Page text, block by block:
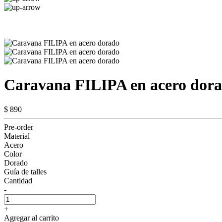
Caravana FILIPA en acero
$ 890
Pre-order
Material
Acero
Color
Dorado
Guía de talles
Cantidad
-
+
Agregar al carrito